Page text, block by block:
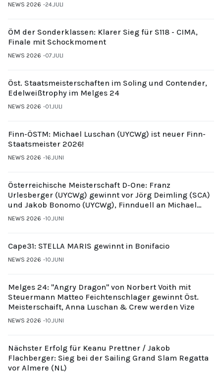
NEWS 2026 24.JULI
ÖM der Sonderklassen: Klarer Sieg für S118 - CIMA,
Finale mit Schockmoment
NEWS 2026 07.JULI
Öst. Staatsmeisterschaften im Soling und Contender,
Edelweißtrophy im Melges 24
NEWS 2026 01.JULI
Finn-ÖSTM: Michael Luschan (UYCWg) ist neuer Finn-
Staatsmeister 2026!
NEWS 2026 16.JUNI
Österreichische Meisterschaft D-One: Franz
Urlesberger (UYCWg) gewinnt vor Jörg Deimling (SCA)
und Jakob Bonomo (UYCWg), Finnduell an Michael
Gubi (UYCMo)
NEWS 2026 10.JUNI
Cape31: STELLA MARIS gewinnt in Bonifacio
NEWS 2026 10.JUNI
Melges 24: "Angry Dragon" von Norbert Voith mit
Steuermann Matteo Feichtenschlager gewinnt Öst.
Meisterschaift, Anna Luschan & Crew werden Vize
NEWS 2026 10.JUNI
Nächster Erfolg für Keanu Prettner / Jakob
Flachberger: Sieg bei der Sailing Grand Slam Regatta
vor Almere (NL)